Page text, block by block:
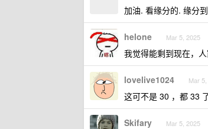
加油. 看缘分的. 缘分
helone Mar 5, 2025
我觉得能剩到现在，
lovelive1024 Mar
这可不是 30 ，都 33
Skifary Mar 5, 2025